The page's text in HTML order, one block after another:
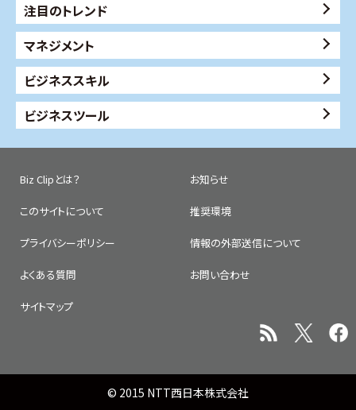
注目のトレンド
マネジメント
ビジネススキル
ビジネスツール
Biz Clipとは？ お知らせ
このサイトについて 推奨環境
プライバシーポリシー 情報の外部送信について
よくある質問 お問い合わせ
サイトマップ
© 2015 NTT西日本株式会社